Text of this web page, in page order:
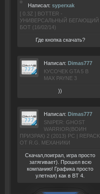
Написал: syperxak
[ 0.3Z ] BOTTER -
УНИВЕРСАЛЬНЫЙ БЕГАЮЩИЙ
БОТ (16/02/14)
Где кнопка скачать?
Написал: Dimas777
КУСОЧЕК GTA 5 В
MAX PAYNE 3
))
Написал: Dimas777
SNIPER: GHOST
WARRIOR(ВОИН
ПРИЗРАК) 2 (2013) РС | REPACK
ОТ R.G. МЕХАНИКИ
Скачал,поиграл, игра просто
затягивает). Прошел всю
компанию! Графика просто
улетная) как в BT 4.